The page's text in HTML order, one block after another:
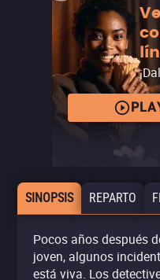
SINOPSIS REPARTO
Pocos años después
joven, algunos
está viva. Los